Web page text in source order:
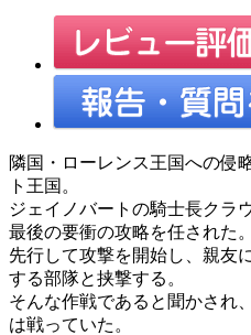
隣国・ローレンス王国への侵
ト王国。
ジェイノバートの騎士長クラ
最後の要衝の攻略を任された。
先行して攻撃を開始し、親友
する部隊と挟撃する。
そんな作戦であると聞かされ
は戦っていた。